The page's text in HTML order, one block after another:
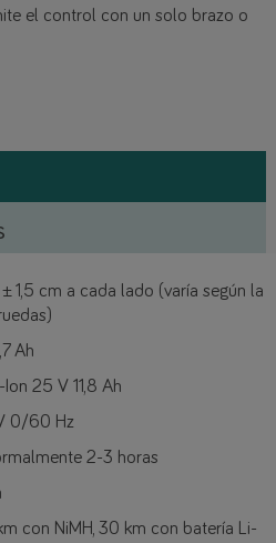
el control con un solo brazo o
1,5 cm a cada lado (varía según la
Ah
25 V 11,8 Ah
0/60 Hz
2-3 horas
con NiMH, 30 km con batería Li-